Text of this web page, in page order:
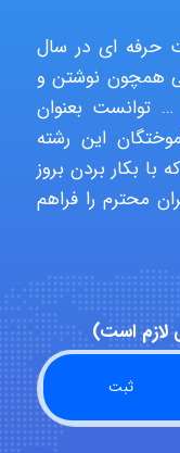
malekf
abolfazlkoshehe
abolfazlkoshehe
A.balandeh
حرفه ای در سال
همچون نوشتن و
توانست بعنوان
این رشته
بکار بردن بروز
محترم را فراهم
لازم است)